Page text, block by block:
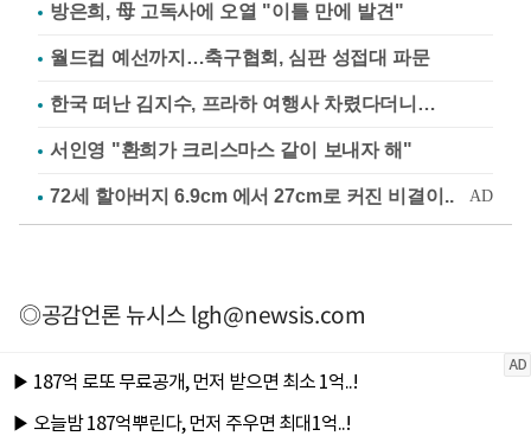
방은희, 母 고독사에 오열 "이틀 만에 발견"
월드컵 예선까지…축구협회, 심판 성접대 파문
한국 떠난 김지수, 프라하 여행사 차렸다더니…
서인영 "환희가 크리스마스 같이 보내자 해"
◎공감언론 뉴시스lgh@newsis.com